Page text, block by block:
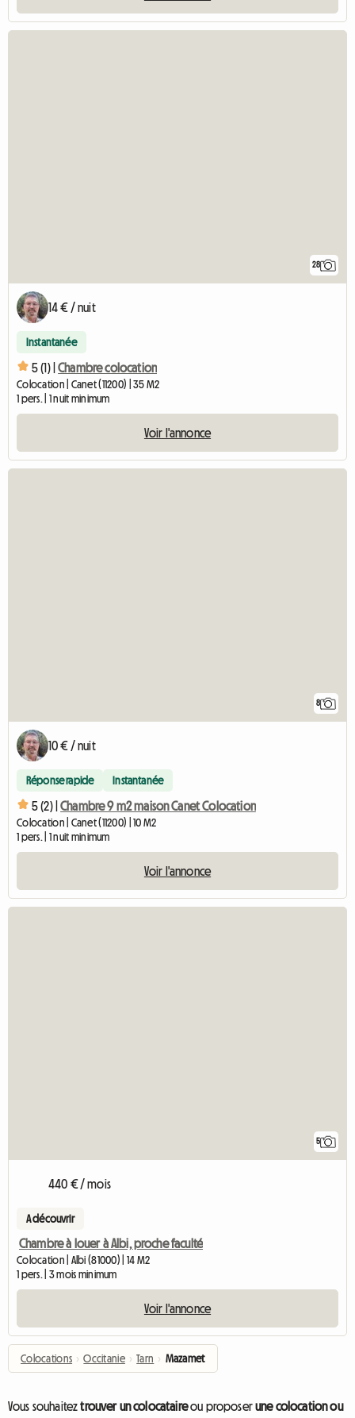
28
14 € / nuit
Instantanée
5 (1) | Chambre colocation
Colocation | Canet (11200) | 35 M2
1 pers. | 1 nuit minimum
Voir l'annonce
8
10 € / nuit
Réponse rapide Instantanée
5 (2) | Chambre 9 m2 maison Canet Colocation
Colocation | Canet (11200) | 10 M2
1 pers. | 1 nuit minimum
Voir l'annonce
5
440 € / mois
A découvrir
Chambre à louer à Albi, proche faculté
Colocation | Albi (81000) | 14 M2
1 pers. | 3 mois minimum
Voir l'annonce
Colocations › Occitanie › Tarn › Mazamet
Vous souhaiteztrouver un colocataireou proposerune colocation ou